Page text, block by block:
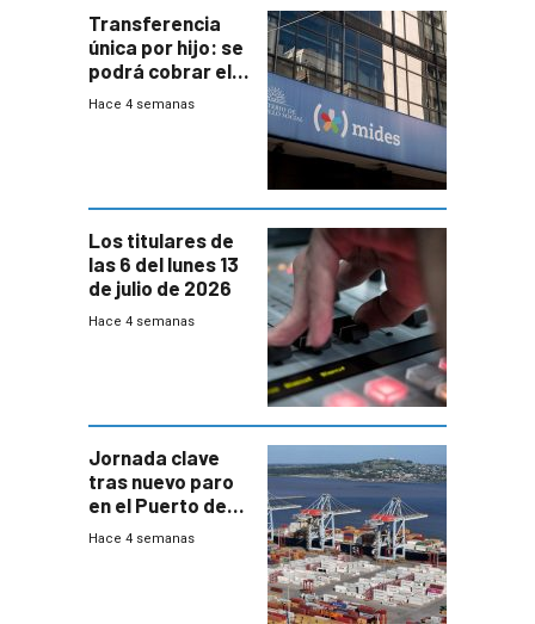
Transferencia
única por hijo: se
podrá cobrar el
100% en efectivo
Hace 4 semanas
Los titulares de
las 6 del lunes 13
de julio de 2026
Hace 4 semanas
Jornada clave
tras nuevo paro
en el Puerto de
Montevideo
Hace 4 semanas